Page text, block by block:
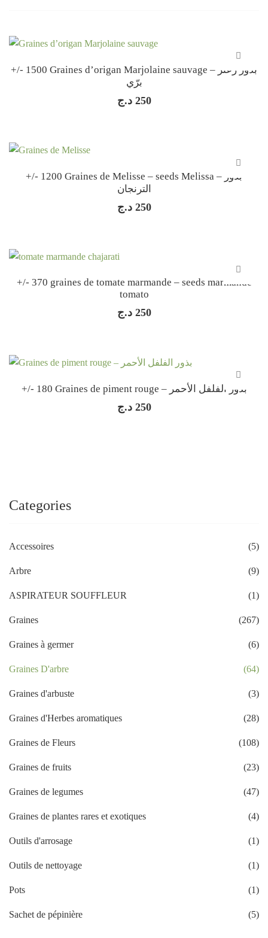
+/- 1500 Graines d’origan Marjolaine sauvage – بذور زعتر
برّي
250 د.ج
+/- 1200 Graines de Melisse – seeds Melissa – بذور
الترنجان
250 د.ج
+/- 370 graines de tomate marmande – seeds marmande
tomato
250 د.ج
+/- 180 Graines de piment rouge – بذور الفلفل الأحمر
250 د.ج
Categories
Accessoires (5)
Arbre (9)
ASPIRATEUR SOUFFLEUR (1)
Graines (267)
Graines à germer (6)
Graines D'arbre (64)
Graines d'arbuste (3)
Graines d'Herbes aromatiques (28)
Graines de Fleurs (108)
Graines de fruits (23)
Graines de legumes (47)
Graines de plantes rares et exotiques (4)
Outils d'arrosage (1)
Outils de nettoyage (1)
Pots (1)
Sachet de pépinière (5)